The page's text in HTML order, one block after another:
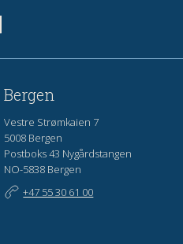
Bergen
Vestre Strømkaien 7
5008 Bergen
Postboks 43 Nygårdstangen
NO-5838 Bergen
+47 55 30 61 00